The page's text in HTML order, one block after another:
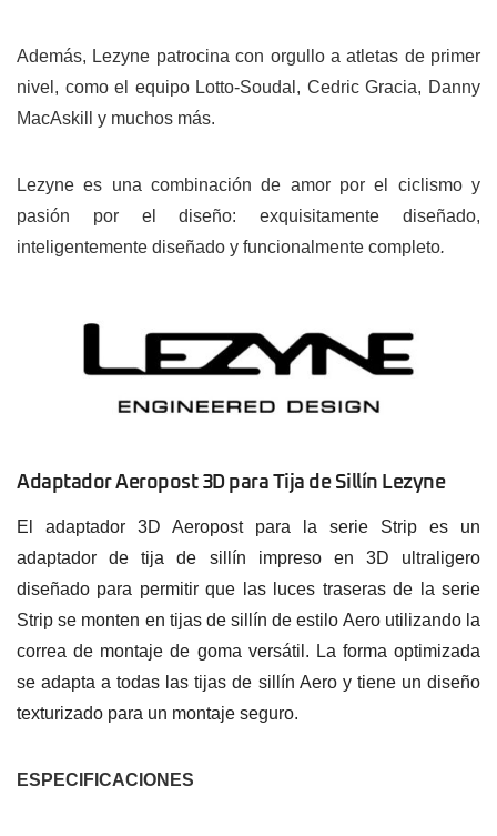
Además, Lezyne patrocina con orgullo a atletas de primer
nivel, como el equipo Lotto-Soudal, Cedric Gracia, Danny
MacAskill y muchos más.
Lezyne es una combinación de amor por el ciclismo y
pasión por el diseño: exquisitamente diseñado,
inteligentemente diseñado y funcionalmente completo.
Adaptador Aeropost 3D para Tija de Sillín Lezyne
El adaptador 3D Aeropost para la serie Strip es un
adaptador de tija de sillín impreso en 3D ultraligero
diseñado para permitir que las luces traseras de la serie
Strip se monten en tijas de sillín de estilo Aero utilizando la
correa de montaje de goma versátil. La forma optimizada
se adapta a todas las tijas de sillín Aero y tiene un diseño
texturizado para un montaje seguro.
ESPECIFICACIONES